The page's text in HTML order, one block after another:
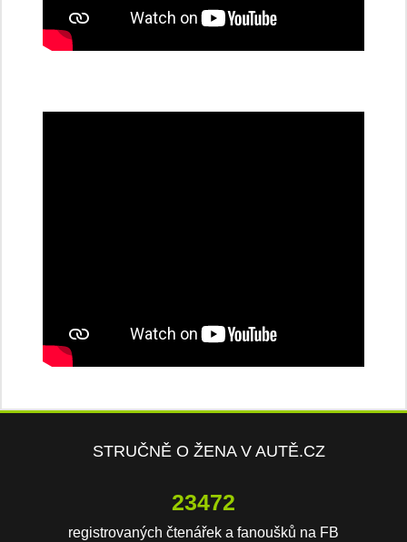
STRUČNĚ O ŽENA V AUTĚ.CZ
23472
registrovaných čtenářek a fanoušků na FB